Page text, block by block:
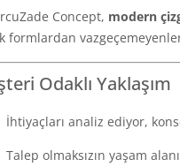
Concept, modern
formlardan
Odaklı Yaklaşım
İhtiyaçları analiz ediyor,
Talep olmaksızın yaşam